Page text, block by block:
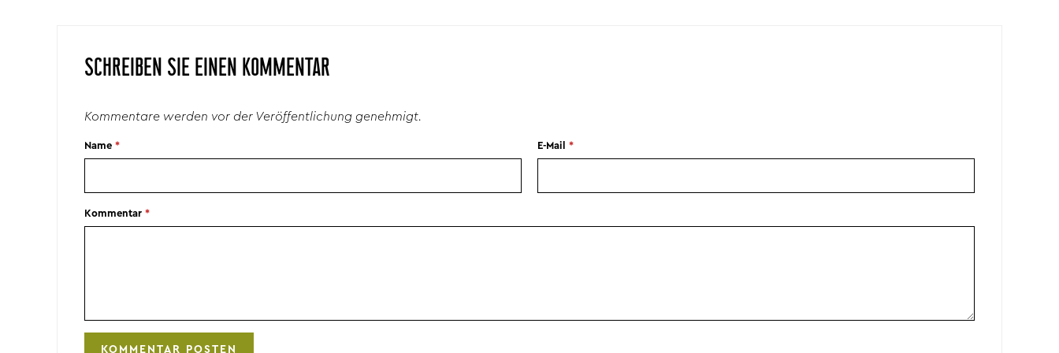
SCHREIBEN SIE EINEN KOMMENTAR
Kommentare werden vor der Veröffentlichung genehmigt.
Name * E-Mail *
Kommentar *